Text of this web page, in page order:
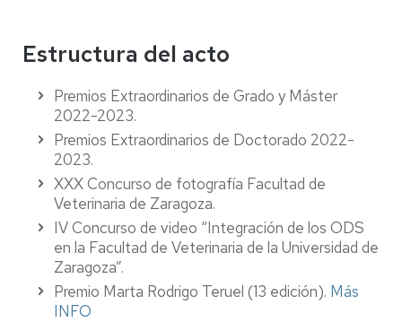
Estructura del acto
Premios Extraordinarios de Grado y Máster
2022-2023.
Premios Extraordinarios de Doctorado 2022-
2023.
XXX Concurso de fotografía Facultad de
Veterinaria de Zaragoza.
IV Concurso de video “Integración de los ODS
en la Facultad de Veterinaria de la Universidad de
Zaragoza”.
Premio Marta Rodrigo Teruel (13 edición). Más
INFO